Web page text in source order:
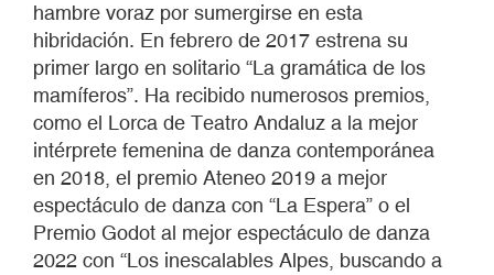
hambre voraz por sumergirse en esta
hibridación. En febrero de 2017 estrena su
primer largo en solitario “La gramática de los
mamíferos”. Ha recibido numerosos premios,
como el Lorca de Teatro Andaluz a la mejor
intérprete femenina de danza contemporánea
en 2018, el premio Ateneo 2019 a mejor
espectáculo de danza con “La Espera” o el
Premio Godot al mejor espectáculo de danza
2022 con “Los inescalables Alpes, buscando a